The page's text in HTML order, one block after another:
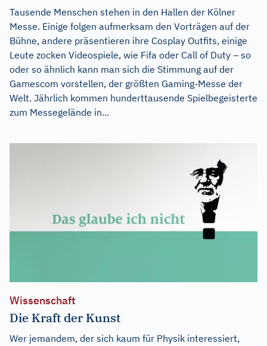
Tausende Menschen stehen in den Hallen der Kölner
Messe. Einige folgen aufmerksam den Vorträgen auf der
Bühne, andere präsentieren ihre Cosplay Outfits, einige
Leute zocken Videospiele, wie Fifa oder Call of Duty – so
oder so ähnlich kann man sich die Stimmung auf der
Gamescom vorstellen, der größten Gaming-Messe der
Welt. Jährlich kommen hunderttausende Spielbegeisterte
zum Messegelände in...
Wissenschaft
Die Kraft der Kunst
Wer jemandem, der sich kaum für Physik interessiert,